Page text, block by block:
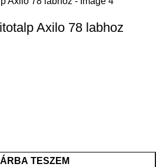
Axilo 78 labhoz
TESZEM